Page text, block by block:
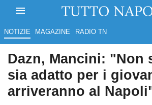
NOTIZIE MAGAZINE RADIO TN
Dazn, Mancini: "Non
sia adatto per i
arriveranno al